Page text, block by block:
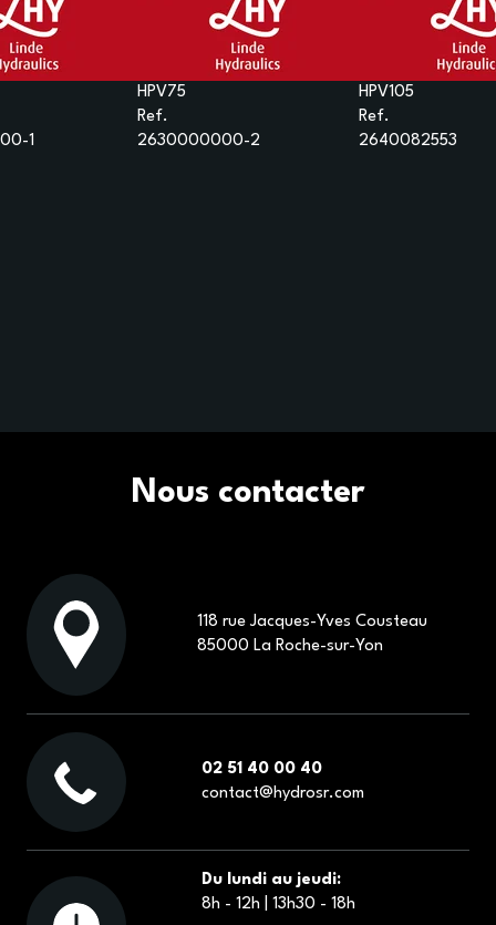
1
HPV75
Ref.
2630000000-2
HPV105
Ref.
2640082553
Nous contacter
118 rue Jacques-Yves Cousteau
85000 La Roche-sur-Yon
02 51 40 00 40
contact@hydrosr.com
Du lundi au jeudi:
8h - 12h | 13h30 - 18h